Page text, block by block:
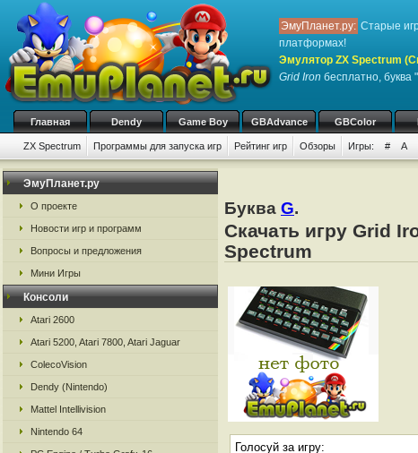
ЭмуПланет.ру: Старые
платформах!
Эмулятор ZX Spectrum
Grid Iron бесплатно, буква
Главная Dendy Game Boy GBAdvance GBColor
ZX Spectrum Программы для запуска игр Рейтинг игр Обзоры Игры: # A
ЭмуПланет.ру
О проекте
Новости игр и программ
Вопросы и предложения
Мини Игры
Консоли
Atari 2600
Atari 5200, Atari 7800, Atari Jaguar
ColecoVision
Dendy (Nintendo)
Mattel Intellivision
Nintendo 64
Буква G.
Скачать игру Grid
Spectrum
Голосуй за игру: